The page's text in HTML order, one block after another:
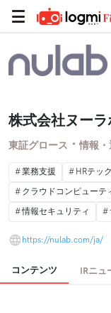
株式会社ヌーラ
東証グロース ・ 情報
業務支援 HRテック
クラウドコンピューテ
情報セキュリティ
https://nulab.com/ja/
コンテンツ IRニュ